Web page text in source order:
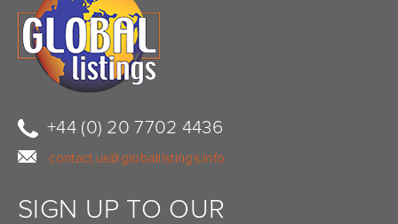
+44 (0) 20 7702 4436
contact.us@globallistings.info
SIGN UP TO OUR